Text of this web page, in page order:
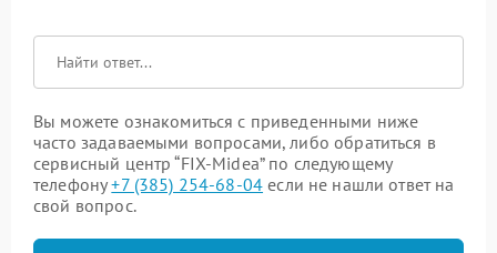
Вы можете ознакомиться с приведенными ниже
часто задаваемыми вопросами, либо обратиться в
сервисный центр “FIX-Midea” по следующему
телефону+7 (385) 254-68-04 если не нашли ответ на
свой вопрос.